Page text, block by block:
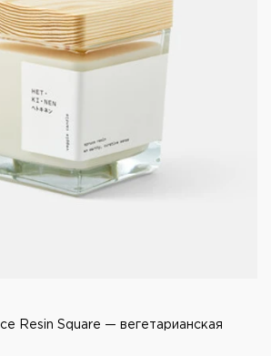
Resin Square — вегетарианская